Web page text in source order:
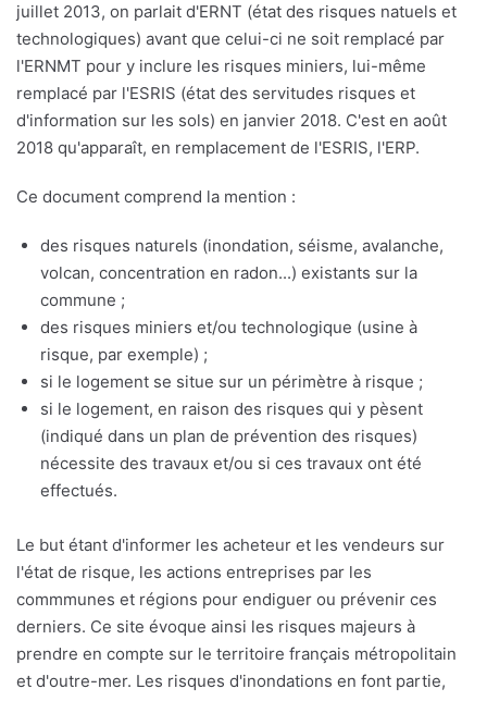
juillet 2013, on parlait d'ERNT (état des risques natuels et
technologiques) avant que celui-ci ne soit remplacé par
l'ERNMT pour y inclure les risques miniers, lui-même
remplacé par l'ESRIS (état des servitudes risques et
d'information sur les sols) en janvier 2018. C'est en août
2018 qu'apparaît, en remplacement de l'ESRIS, l'ERP.
Ce document comprend la mention :
des risques naturels (inondation, séisme, avalanche,
volcan, concentration en radon...) existants sur la
commune ;
des risques miniers et/ou technologique (usine à
risque, par exemple) ;
si le logement se situe sur un périmètre à risque ;
si le logement, en raison des risques qui y pèsent
(indiqué dans un plan de prévention des risques)
nécessite des travaux et/ou si ces travaux ont été
effectués.
Le but étant d'informer les acheteur et les vendeurs sur
l'état de risque, les actions entreprises par les
commmunes et régions pour endiguer ou prévenir ces
derniers. Ce site évoque ainsi les risques majeurs à
prendre en compte sur le territoire français métropolitain
et d'outre-mer. Les risques d'inondations en font partie,